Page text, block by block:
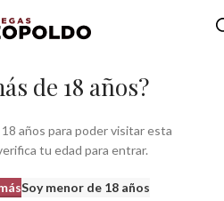
de 18 años?
años para poder visitar esta
tu edad para entrar.
Soy menor de 18 años
Bodegas do Montsant